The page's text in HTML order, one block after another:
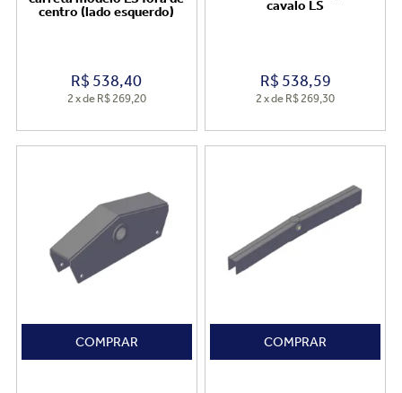
centro (lado esquerdo)
R$ 538,40
2 xde R$ 269,20
cavalo LS
R$ 538,59
2 xde R$ 269,30
COMPRAR COMPRAR